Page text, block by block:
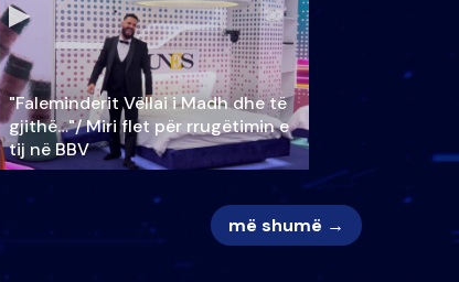
"Faleminderit Vëllai i Madh dhe të
gjithë…"/ Miri flet për rrugëtimin e
tij në BBV
më shumë →